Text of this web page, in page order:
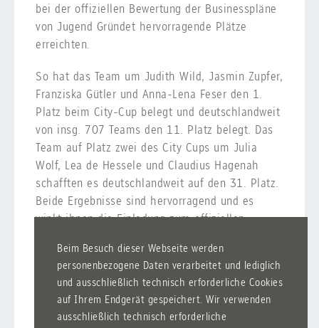
Beim Besuch dieser Webseite werden
personenbezogene Daten verarbeitet und lediglich
und ausschließlich technisch erforderliche Cookies
auf Ihrem Endgerät gespeichert. Wir verwenden
ausschließlich technisch erforderliche
bei der offiziellen Bewertung der Businesspläne
von Jugend Gründet hervorragende Plätze
erreichten.
So hat das Team um Judith Wild, Jasmin Zupfer,
Franziska Gütler und Anna-Lena Feser den 1.
Platz beim City-Cup belegt und deutschlandweit
von insg. 707 Teams den 11. Platz belegt. Das
Team auf Platz zwei des City Cups um Julia
Wolf, Lea de Hessele und Claudius Hagenah
schafften es deutschlandweit auf den 31. Platz.
Beide Ergebnisse sind hervorragend und es
winkt ihnen die Einladung zum offiziellen
anderen Teams haben wirklich tolle Leistungen
erbracht, auf denen sich nun nicht ausgeruht
werden darf, denn es folgt ab Februar die zweite
Phase des Wettbewerbs. In dieser müssen die